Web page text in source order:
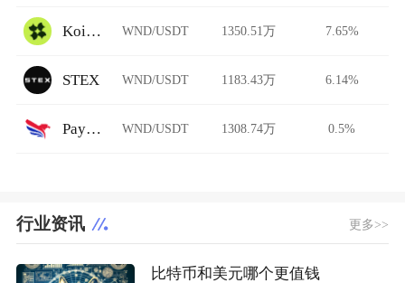
Koi Finance WND/USDT 1350.51万 7.65%
STEX WND/USDT 1183.43万 6.14%
PayBito WND/USDT 1308.74万 0.5%
行业资讯 更多>>
比特币和美元哪个更值钱